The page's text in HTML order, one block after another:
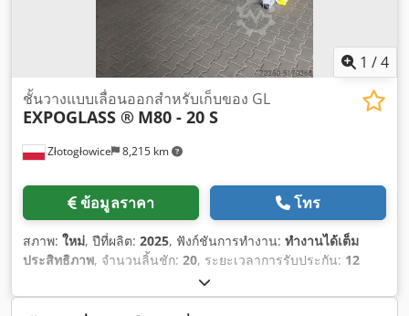
1 /4
Złotogłowice 8,215 km
ชั้นวางแบบเลื่อนออกสำหรับเก็บของ GL
EXPOGLASS ® M80 - 20 S
ข้อมูลราคา โทร
สภาพ: ใหม่, ปีที่ผลิต: 2025, ฟังก์ชันการทำงาน: ทำงานได้เต็ม
ประสิทธิภาพ, จำนวนลิ้นชัก: 20, ระยะเวลาการรับประกัน: 12
, ความกว้างทั้งหมด:
ความยาวทั้งหมด:3,170 มม,